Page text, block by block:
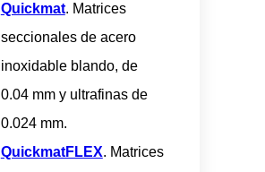
Quickmat. Matrices
seccionales de acero
inoxidable blando, de
0.04 mm y ultrafinas de
0.024 mm.
QuickmatFLEX. Matrices